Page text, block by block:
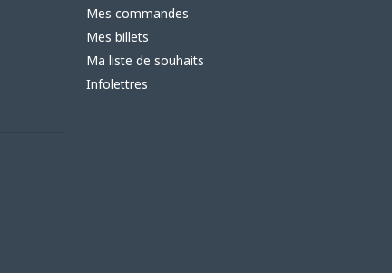
Mes commandes
Mes billets
Ma liste de souhaits
Infolettres